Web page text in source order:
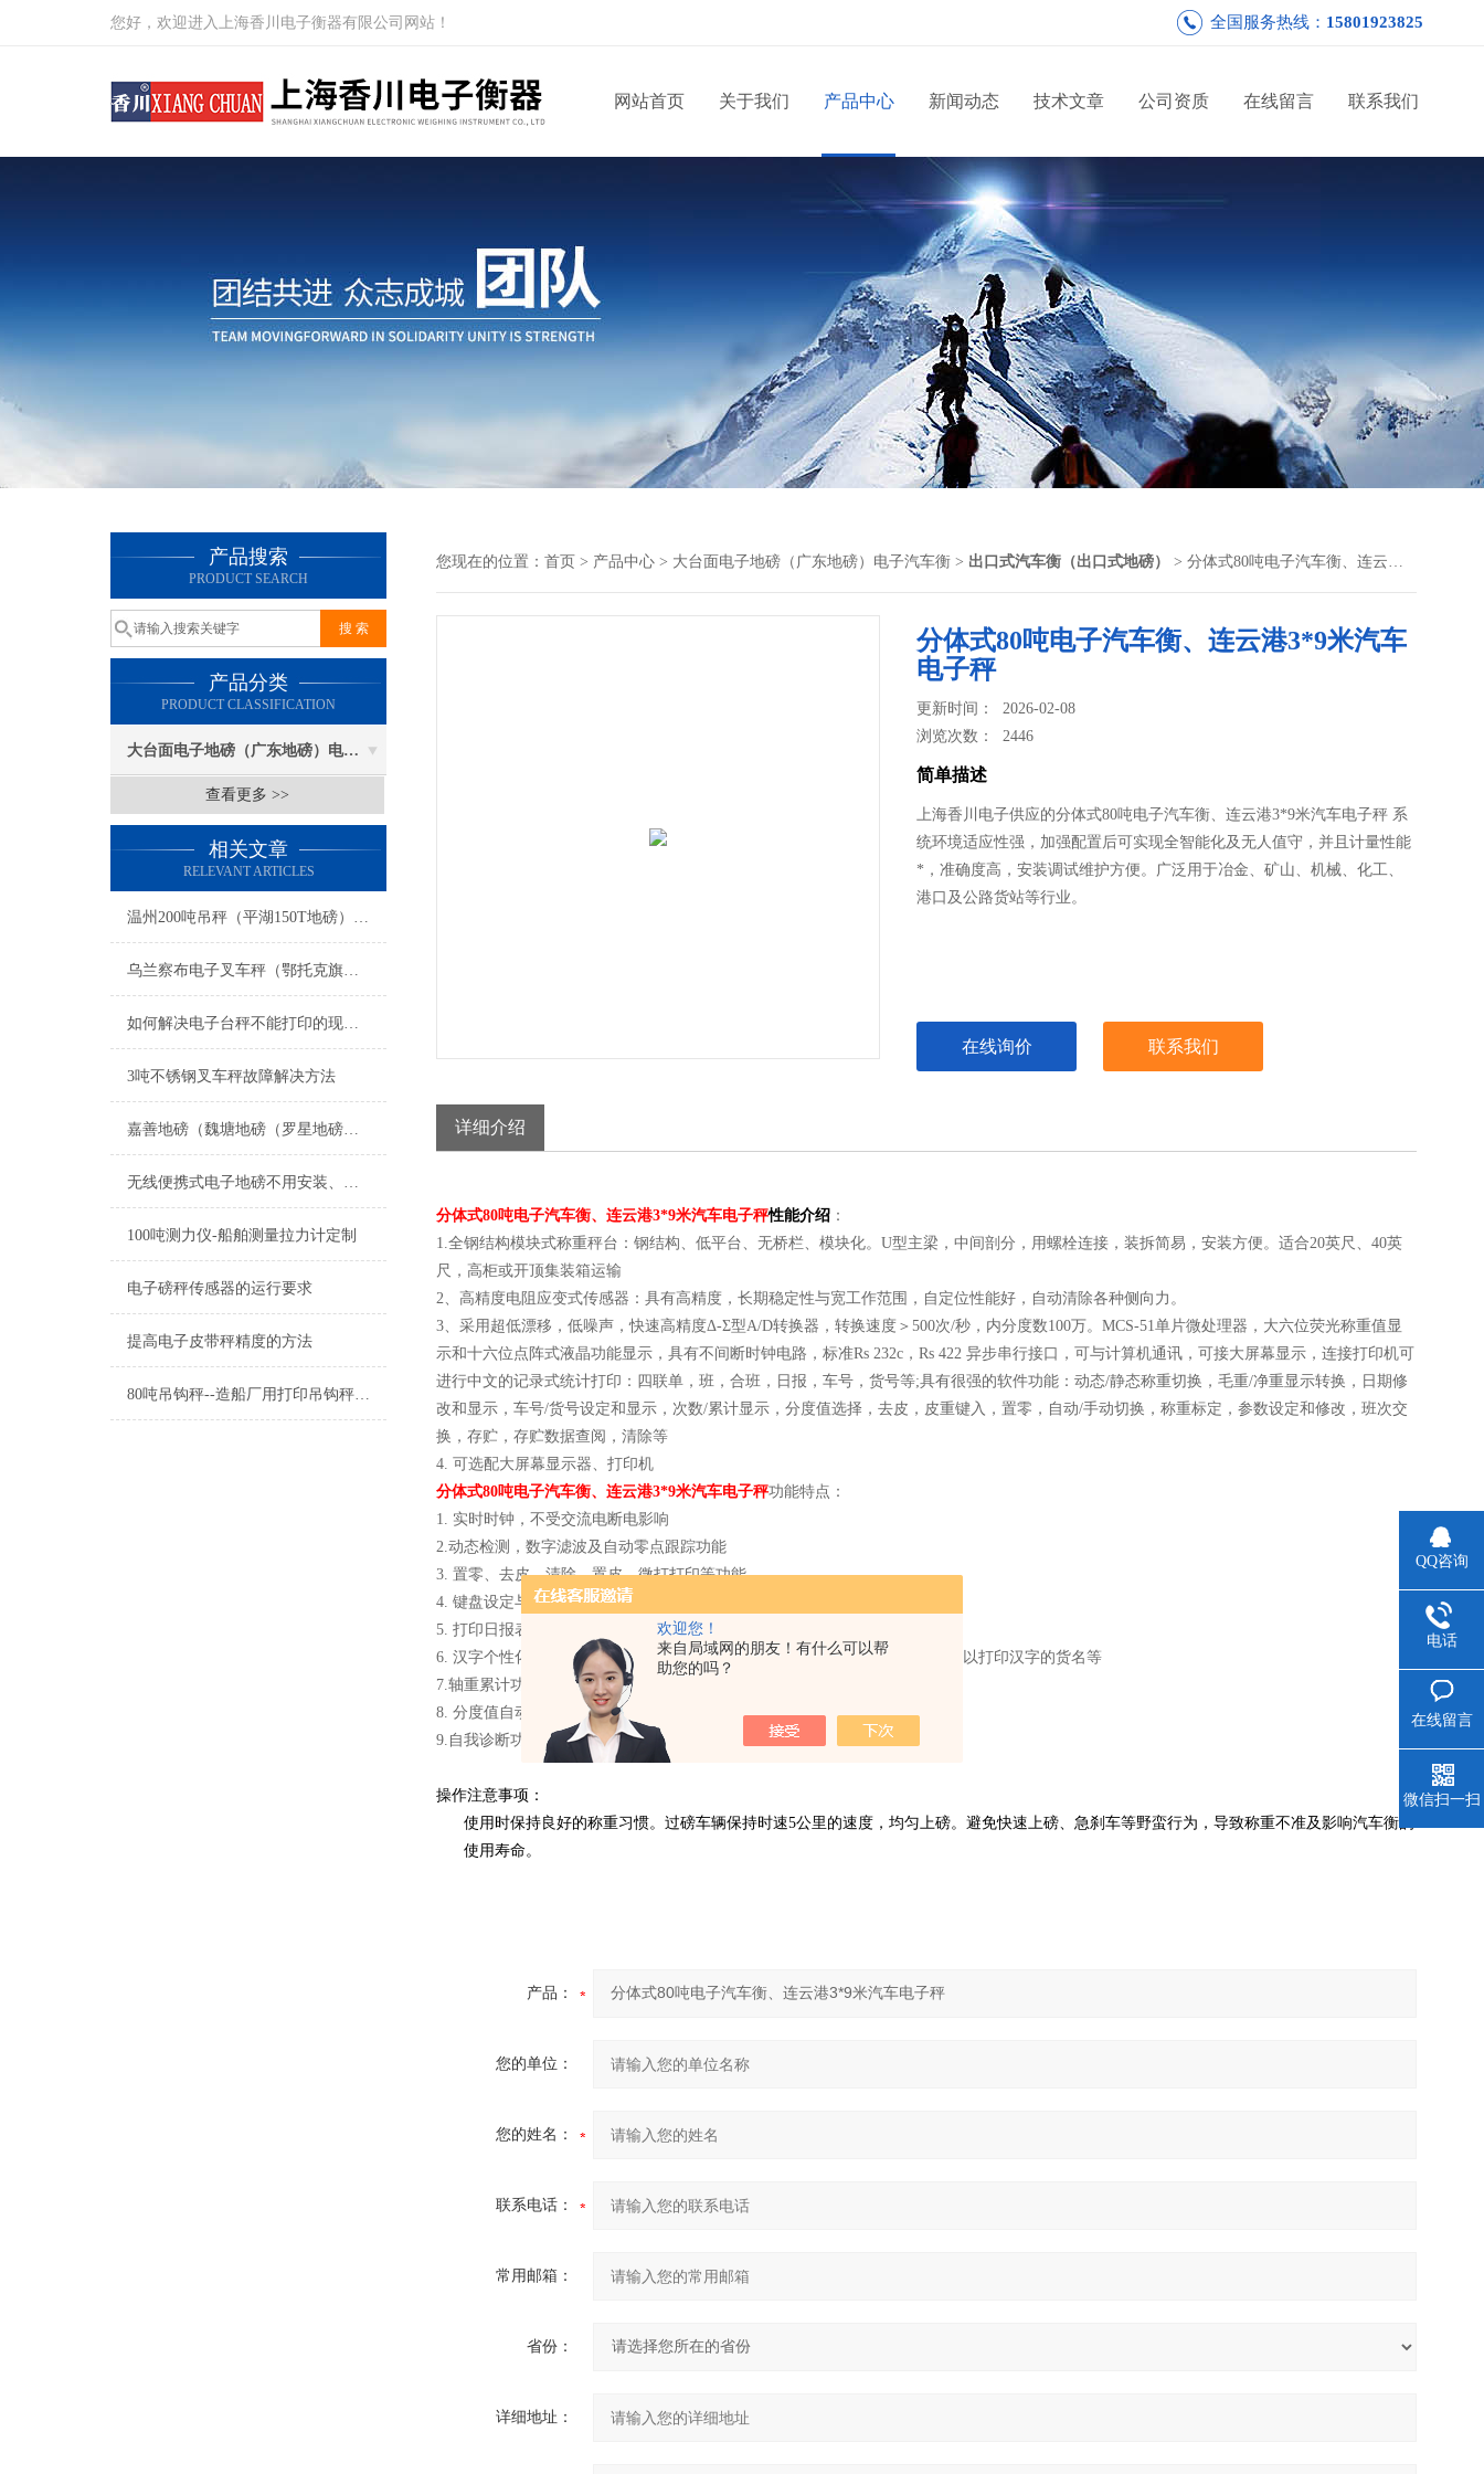
欢迎您！
来自局域网的朋友！有什么可以帮
助您的吗？
您好，欢迎进入上海香川电子衡器有限公司网站！ 全国服务热线： 15801923825
网站首页 关于我们 产品中心 新闻动态 技术文章 公司资质 在线留言 联系我们
产品搜索
PRODUCT SEARCH
产品分类
PRODUCT CLASSIFICATION
大台面电子地磅（广东地磅）电子汽车衡
查看更多 >>
相关文章
RELEVANT ARTICLES
温州200吨吊秤（平湖150T地磅）金东60吨汽车衡）莲都动物秤维修
乌兰察布电子叉车秤（鄂托克旗无线吊秤）杭锦旗钢瓶秤）乌审旗汽车磅秤维修
如何解决电子台秤不能打印的现象？
3吨不锈钢叉车秤故障解决方法
嘉善地磅（魏塘地磅（罗星地磅（惠民地磅）西塘地磅）姚庄地磅维修
无线便携式电子地磅不用安装、不用地基，移动称重好帮手
100吨测力仪-船舶测量拉力计定制
电子磅秤传感器的运行要求
提高电子皮带秤精度的方法
80吨吊钩秤--造船厂用打印吊钩秤定制
您现在的位置： 首页 > 产品中心 > 大台面电子地磅（广东地磅）电子汽车衡 > 出口式汽车衡（出口式地磅） > 分体式80吨电子汽车衡、连云港3*9米汽车电子秤
分体式80吨电子汽车衡、连云港3*9米汽车
电子秤
更新时间： 2026-02-08
浏览次数：2446
简单描述
上海香川电子供应的分体式80吨电子汽车衡、连云港3*9米汽车电子秤 系
统环境适应性强，加强配置后可实现全智能化及无人值守，并且计量性能
*，准确度高，安装调试维护方便。广泛用于冶金、矿山、机械、化工、
港口及公路货站等行业。
在线询价 联系我们
详细介绍
分体式80吨电子汽车衡、连云港3*9米汽车电子秤性能介绍 ：
1.全钢结构模块式称重秤台：钢结构、低平台、无桥栏、模块化。U型主梁，中间剖分，用螺栓连接，装拆简易，安装方便。适合20英尺、40英
尺，高柜或开顶集装箱运输
2、高精度电阻应变式传感器：具有高精度，长期稳定性与宽工作范围，自定位性能好，自动清除各种侧向力。
3、采用超低漂移，低噪声，快速高精度Δ-Σ型A/D转换器，转换速度＞500次/秒，内分度数100万。MCS-51单片微处理器，大六位荧光称重值显
示和十六位点阵式液晶功能显示，具有不间断时钟电路，标准Rs 232c，Rs 422 异步串行接口，可与计算机通讯，可接大屏幕显示，连接打印机可
进行中文的记录式统计打印：四联单，班，合班，日报，车号，货号等;具有很强的软件功能：动态/静态称重切换，毛重/净重显示转换，日期修
改和显示，车号/货号设定和显示，次数/累计显示，分度值选择，去皮，皮重键入，置零，自动/手动切换，称重标定，参数设定和修改，班次交
换，存贮，存贮数据查阅，清除等
4. 可选配大屏幕显示器、打印机
分体式80吨电子汽车衡、连云港3*9米汽车电子秤功能特点：
1. 实时时钟，不受交流电断电影响
2.动态检测，数字滤波及自动零点跟踪功能
3. 置零、去皮、清除、置皮、微打打印等功能
4. 键盘设定与校正
5. 打印日报表、分类统计报表、各种总报表、显示器的工作参数和标率的报表
6. 汉字个性化打印：用户可根据自己的喜好编制自己需要的磅单打印格式，可以打印汉字的货名等
7.轴重累计功能：一台小量程的汽车衡也能称出大吨位汽车
8. 分度值自动切换：显示精度更高
9.自我诊断功能：多种错误信息提示及告警。
操作注意事项：
使用时保持良好的称重习惯。过磅车辆保持时速5公里的速度，均匀上磅。避免快速上磅、急刹车等野蛮行为，导致称重不准及影响汽车衡的
使用寿命。
产品：
您的单位：
您的姓名：
联系电话：
常用邮箱：
省份：
详细地址：
QQ咨询
电话
在线留言
微信扫一扫